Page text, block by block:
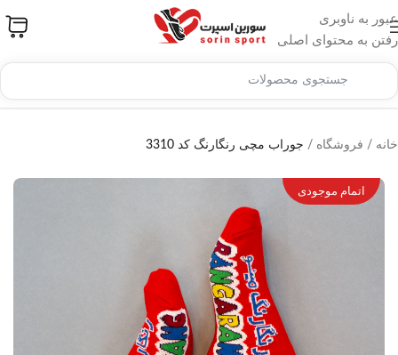
عبور به ناوبری
رفتن به محتوای اصلی
خانه / فروشگاه / جوراب مچی رنگارنگ کد 3310
اتمام موجودی